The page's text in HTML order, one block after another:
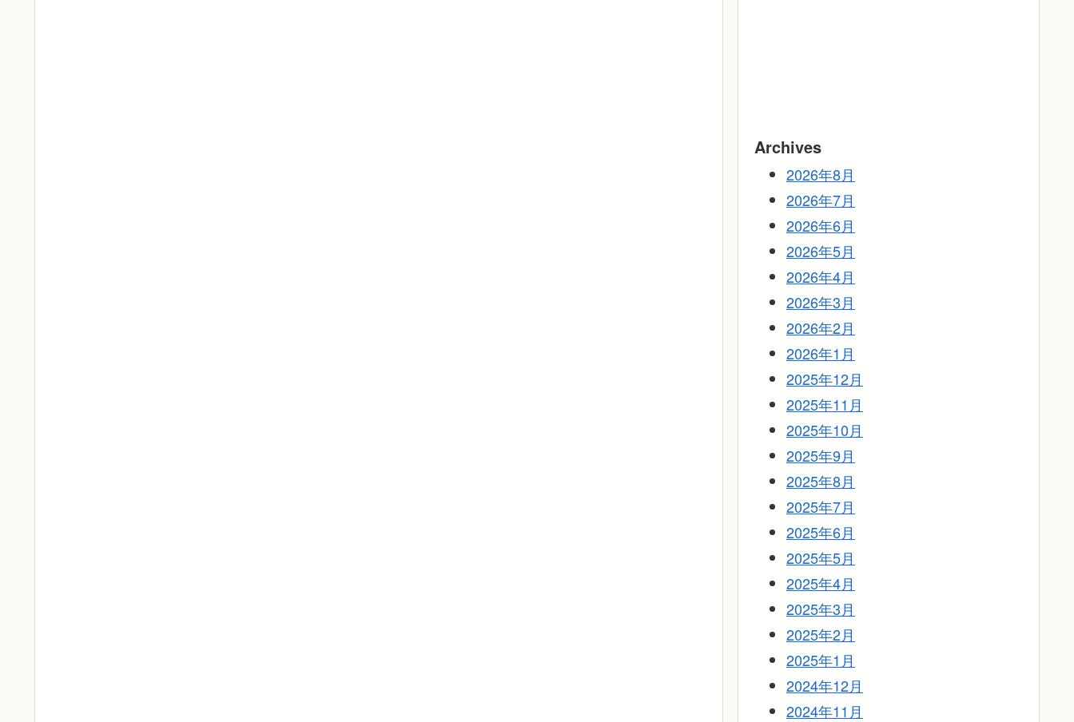
Archives
2026年8月
2026年7月
2026年6月
2026年5月
2026年4月
2026年3月
2026年2月
2026年1月
2025年12月
2025年11月
2025年10月
2025年9月
2025年8月
2025年7月
2025年6月
2025年5月
2025年4月
2025年3月
2025年2月
2025年1月
2024年12月
2024年11月